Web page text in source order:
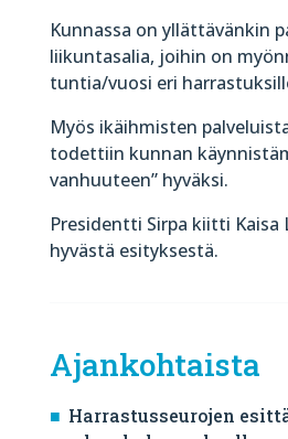
Kunnassa on yllättävänkin
liikuntasalia, joihin on
tuntia/vuosi eri
Myös ikäihmisten
todettiin kunnan
vanhuuteen” hyväksi.
Presidentti Sirpa kiitti
hyvästä esityksestä.
Ajankohtaista
Harrastusseurojen